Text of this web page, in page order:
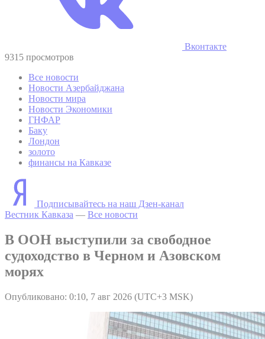
Вконтакте
9315 просмотров
Все новости
Новости Азербайджана
Новости мира
Новости Экономики
ГНФАР
Баку
Лондон
золото
финансы на Кавказе
Подписывайтесь на наш Дзен-канал
Вестник Кавказа — Все новости
В ООН выступили за свободное
судоходство в Черном и Азовском
морях
Опубликовано: 0:10, 7 авг 2026 (UTC+3 MSK)